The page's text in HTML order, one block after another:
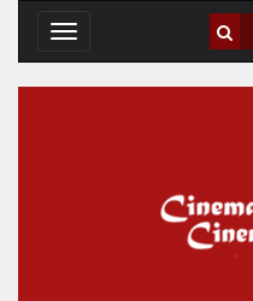
Toggle